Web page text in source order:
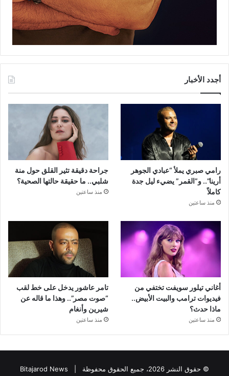
أجدد الأخبار
رامي صبري يملأ “عبادي الجوهر
أرينا”.. و”القمر” يضيء ليل جدة
كاملاً
منذ ساعتين
جراحة دقيقة تثير القلق حول منة
شلبي.. ما حقيقة حالتها الصحية؟
منذ ساعتين
أغاني تيلور سويفت تختفي من
فيديوات ترامب والبيت الأبيض..
ماذا حدث؟
منذ ساعتين
تامر عاشور يدخل على خط لقب
“صوت مصر”.. وهذا ما قاله عن
شيرين وأنغام
منذ ساعتين
© حقوق النشر 2026، جميع الحقوق محفوظة | Bitajarod News